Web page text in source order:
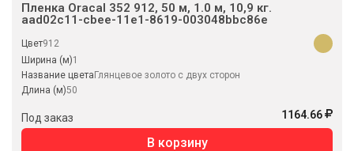
Пленка Oracal 352 912, 50 м, 1.0 м, 10,9 кг.
aad02c11-cbee-11e1-8619-003048bbc86e
Цвет912
Ширина (м)1
Название цвета Глянцевое золото с двух сторон
Длина (м)50
Под заказ 1164.66
В корзину